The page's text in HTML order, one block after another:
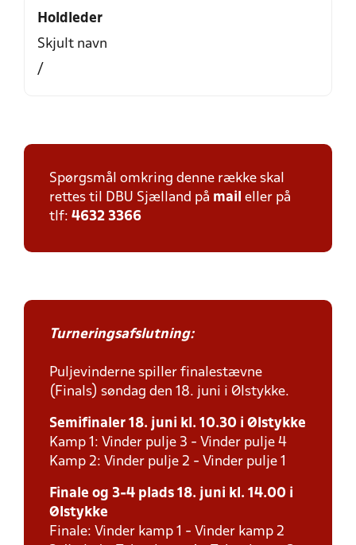
Holdleder
Skjult navn
/
Spørgsmål omkring denne række skal
rettes til DBU Sjælland på mail eller på
tlf: 4632 3366
Turneringsafslutning:
Puljevinderne spiller finalestævne
(Finals) søndag den 18. juni i Ølstykke.
Semifinaler 18. juni kl. 10.30 i Ølstykke
Kamp 1: Vinder pulje 3 - Vinder pulje 4
Kamp 2: Vinder pulje 2 - Vinder pulje 1
Finale og 3-4 plads 18. juni kl. 14.00 i
Ølstykke
Finale: Vinder kamp 1 - Vinder kamp 2